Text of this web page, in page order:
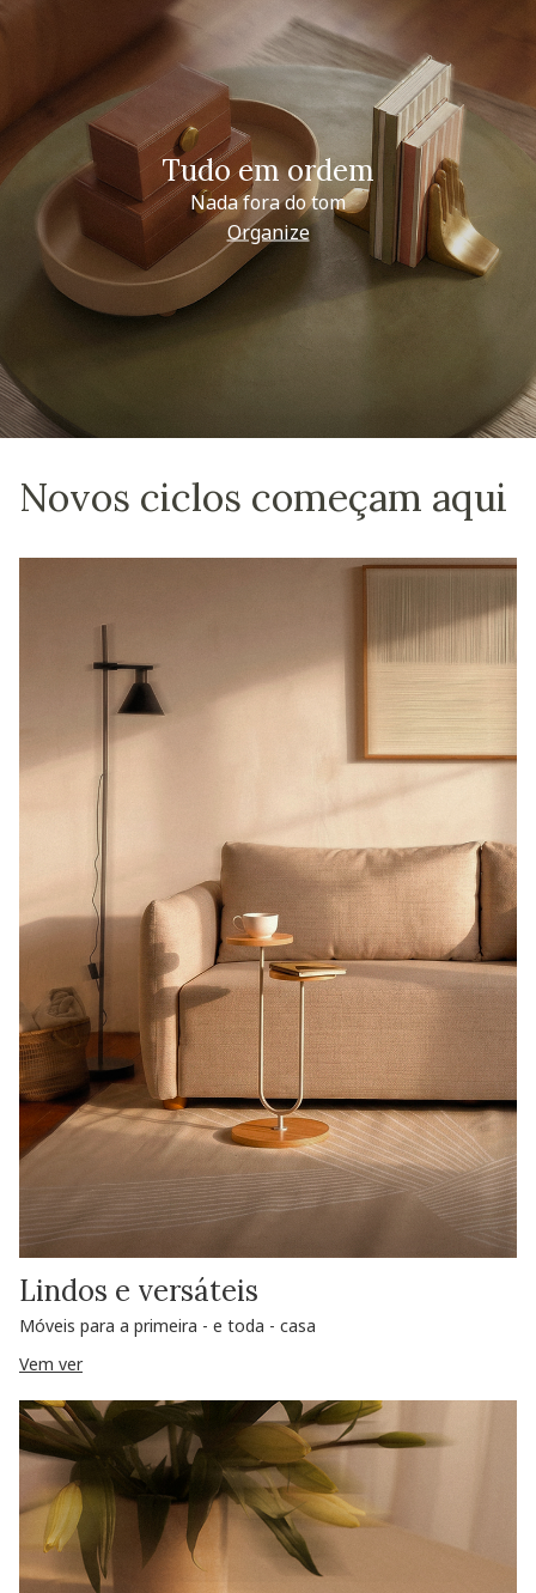
Tudo em ordem
Nada fora do tom
Organize
Novos ciclos começam aqui
Lindos e versáteis
Móveis para a primeira - e toda - casa
Vem ver